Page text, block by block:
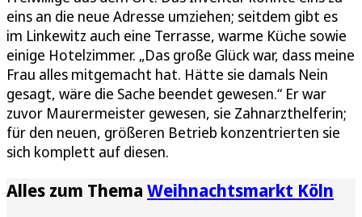
eins an die neue Adresse umziehen; seitdem gibt es
im Linkewitz auch eine Terrasse, warme Küche sowie
einige Hotelzimmer. „Das große Glück war, dass meine
Frau alles mitgemacht hat. Hätte sie damals Nein
gesagt, wäre die Sache beendet gewesen.“ Er war
zuvor Maurermeister gewesen, sie Zahnarzthelferin;
für den neuen, größeren Betrieb konzentrierten sie
sich komplett auf diesen.
Alles zum Thema Weihnachtsmarkt Köln